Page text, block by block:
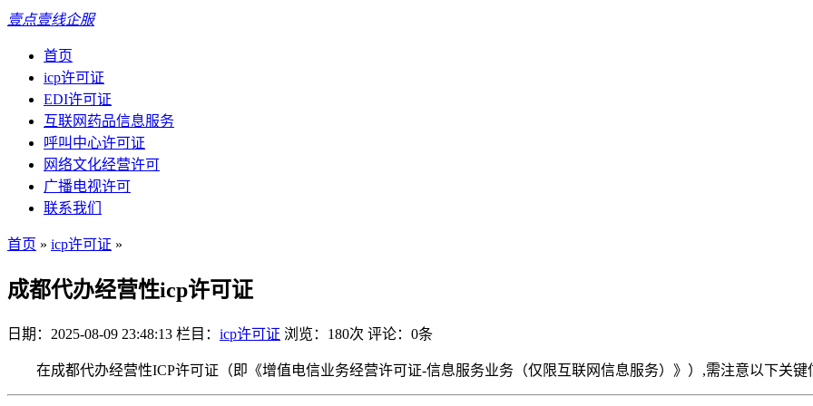
壹点壹线企服
首页
icp许可证
EDI许可证
互联网药品信息服务
呼叫中心许可证
网络文化经营许可
广播电视许可
联系我们
首页 » icp许可证 »
成都代办经营性icp许可证
日期：2025-08-09 23:48:13 栏目： icp许可证 浏览：180次 评论：0条
在成都代办经营性ICP许可证（即《增值电信业务经营许可证-信息服务业务（仅限互联网信息服务）》）,需注意以下关键